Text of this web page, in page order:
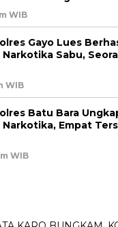
WIB
Gayo Lues
Sabu,
WIB
Batu Bara
Narkotika, Empat
WIB